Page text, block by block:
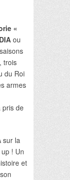
«
ou
trois
du Roi
armes
pris de
sur la
! Un
et